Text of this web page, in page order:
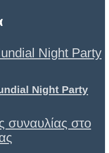
Night Party